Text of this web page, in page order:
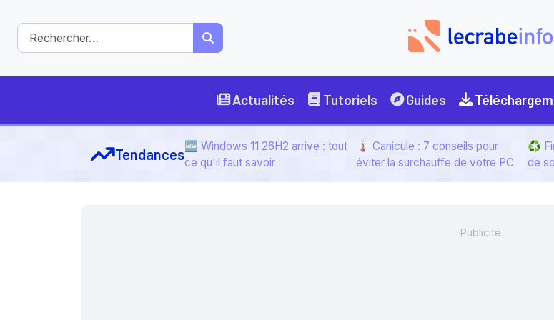
Actualités Tutoriels Guides
Tendances🆕 Windows 11 26H2 arrive : tout
ce qu'il faut savoir
🌡️ Canicule : 7 conseils pour
éviter la surchauffe de votre PC
♻️
de